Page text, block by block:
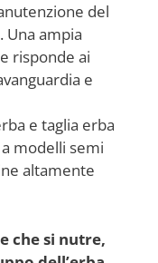
del
Una ampia
risponde ai
e
e taglia erba
modelli semi
altamente
che si nutre,